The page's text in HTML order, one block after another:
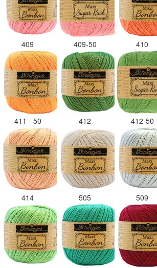
409 409-50 410
411 - 50 412 412-50
414 505 509